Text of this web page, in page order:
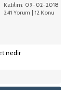
Katılım: 09-02-2018
241 Yorum | 12 Konu
nedir